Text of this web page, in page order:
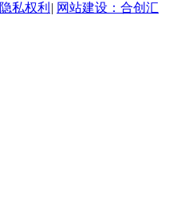
隐私权利 | 网站建设：合创汇